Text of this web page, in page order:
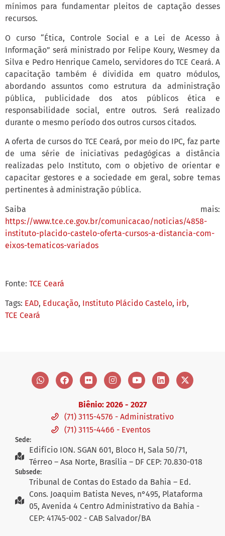
mínimos para fundamentar pleitos de captação desses
recursos.
O curso “Ética, Controle Social e a Lei de Acesso à
Informação” será ministrado por Felipe Koury, Wesmey da
Silva e Pedro Henrique Camelo, servidores do TCE Ceará. A
capacitação também é dividida em quatro módulos,
abordando assuntos como estrutura da administração
pública, publicidade dos atos públicos ética e
responsabilidade social, entre outros. Será realizado
durante o mesmo período dos outros cursos citados.
A oferta de cursos do TCE Ceará, por meio do IPC, faz parte
de uma série de iniciativas pedagógicas a distância
realizadas pelo Instituto, com o objetivo de orientar e
capacitar gestores e a sociedade em geral, sobre temas
pertinentes à administração pública.
Saiba mais:
https://www.tce.ce.gov.br/comunicacao/noticias/4858-
instituto-placido-castelo-oferta-cursos-a-distancia-com-
eixos-tematicos-variados
Fonte: TCE Ceará
Tags: EAD, Educação, Instituto Plácido Castelo, irb,
TCE Ceará
Biênio: 2026 - 2027
(71) 3115-4576 - Administrativo
(71) 3115-4466 - Eventos
Sede:
Edifício ION. SGAN 601, Bloco H, Sala 50/71,
Térreo – Asa Norte, Brasília – DF CEP: 70.830-018
Subsede:
Tribunal de Contas do Estado da Bahia – Ed.
Cons. Joaquim Batista Neves, n°495, Plataforma
05, Avenida 4 Centro Administrativo da Bahia -
CEP: 41745-002 - CAB Salvador/BA